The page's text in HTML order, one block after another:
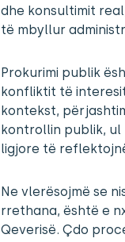
dhe konsultimit
të mbyllur
Prokurimi publik
konfliktit të
kontekst,
kontrollin publik, ul
ligjore të
Ne vlerësojmë se
rrethana, është e
Qeverisë. Çdo